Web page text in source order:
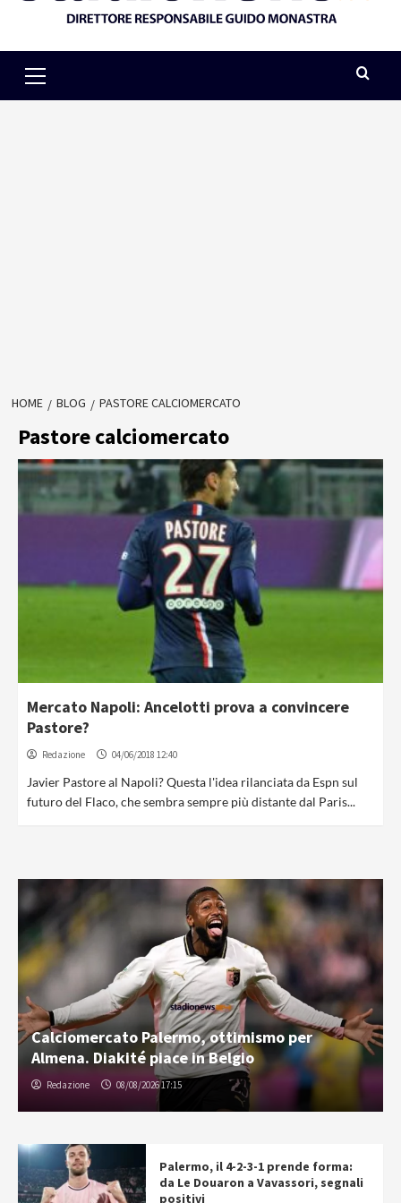
Menu
HOME BLOG PASTORE CALCIOMERCATO
Pastore calciomercato
Mercato Napoli: Ancelotti prova a convincere
Pastore?
Redazione 04/06/2018 12:40
Javier Pastore al Napoli? Questa l'idea rilanciata da Espn sul
futuro del Flaco, che sembra sempre più distante dal Paris...
Calciomercato Palermo, ottimismo per
Almena. Diakité piace in Belgio
Redazione 08/08/2026 17:15
Palermo, il 4-2-3-1 prende forma:
da Le Douaron a Vavassori, segnali
positivi